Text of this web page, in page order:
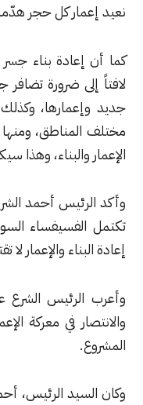
كل حجر هدّمه النظام،
بناء جسر الرستن
ضرورة تضافر جهود
وكذلك إعادة
ومنها جسر
وهذا سيكون عنوان
أحمد الشرع، إيلاء
السورية،
والإعمار لا تقتصر على
الشرع عن أمله في
في معركة الإعمار
الرئيس، أحمد